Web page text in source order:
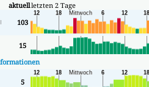
aktuellletzten 2 Tage
103
15
5